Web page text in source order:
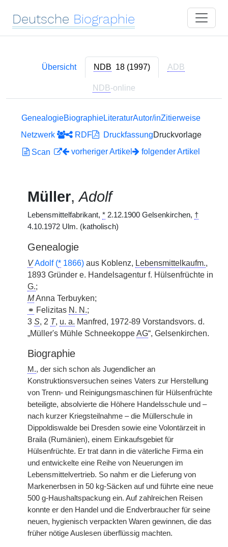
Deutsche Biographie
Übersicht NDB 18 (1997) ADB
NDB-online
GenealogieBiographieLiteraturAutor/inZitierweise
Netzwerk
RDF DruckfassungDruckvorlage
Scan
vorheriger Artikel folgender Artikel
Müller,Adolf
Lebensmittelfabrikant, * 2.12.1900 Gelsenkirchen, †
4.10.1972 Ulm. (katholisch)
Genealogie
VAdolf (* 1866) aus Koblenz, Lebensmittelkaufm.,
1893 Gründer e. Handelsagentur f. Hülsenfrüchte in
G.;
MAnna Terbuyken;
⚭ Felizitas N. N.;
3 S, 2 T, u. a. Manfred, 1972-89 Vorstandsvors. d.
„Müller's Mühle SchneekoppeAG“, Gelsenkirchen.
Biographie
M., der sich schon als Jugendlicher an
Konstruktionsversuchen seines Vaters zur Herstellung
von Trenn- und Reinigungsmaschinen für Hülsenfrüchte
beteiligte, absolvierte die Höhere Handelsschule und –
nach kurzer Kriegsteilnahme – die Müllerschule in
Dippoldiswalde bei Dresden sowie eine Volontärzeit in
Braila (Rumänien), einem Einkaufsgebiet für
Hülsenfrüchte. Er trat dann in die väterliche Firma ein
und entwickelte eine Reihe von Neuerungen im
Lebensmittelvertrieb. So nahm er die Lieferung von
Markenerbsen in 50 kg-Säcken auf und führte eine neue
500 g-Haushaltspackung ein. Auf zahlreichen Reisen
konnte er den Handel und die Endverbraucher für seine
neuen, hygienisch verpackten Waren gewinnen, die das
früher nötige Auslesen überflüssig machten.